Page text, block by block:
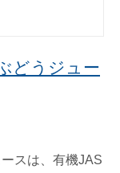
どうジュー
スは、有機JAS